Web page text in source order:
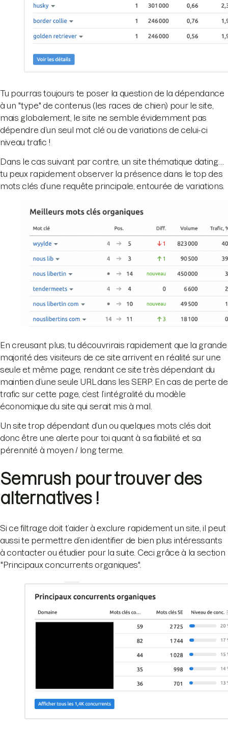
Tu pourras toujours te poser la question de la dépendance
à un "type" de contenus (les races de chien) pour le site,
mais globalement, le site ne semble évidemment pas
dépendre d’un seul mot clé ou de variations de celui-ci
niveau trafic !
Dans le cas suivant par contre, un site thématique dating…
tu peux rapidement observer la présence dans le top des
mots clés d’une requête principale, entourée de variations.
En creusant plus, tu découvrirais rapidement que la grande
majorité des visiteurs de ce site arrivent en réalité sur une
seule et même page, rendant ce site très dépendant du
maintien d’une seule URL dans les SERP. En cas de perte de
trafic sur cette page, c’est l’intégralité du modèle
économique du site qui serait mis à mal.
Un site trop dépendant d’un ou quelques mots clés doit
donc être une alerte pour toi quant à sa fiabilité et sa
pérennité à moyen / long terme.
Semrush pour trouver des
alternatives !
Si ce filtrage doit t’aider à exclure rapidement un site, il peut
aussi te permettre d’en identifier de bien plus intéressants
à contacter ou étudier pour la suite. Ceci grâce à la section
"Principaux concurrents organiques".